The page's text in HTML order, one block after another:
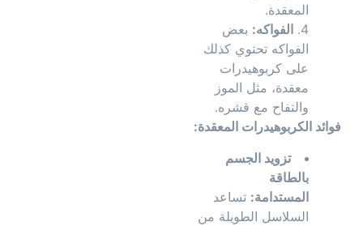
المعقدة.
الفواكه: بعض
الفواكه تحتوي كذلك
على كربوهيدرات
معقدة، مثل الموز
والتفاح مع قشره.
فوائد الكربوهيدرات المعقدة:
تزويد الجسم
بالطاقة
المستدامة: تساعد
السلاسل الطويلة من